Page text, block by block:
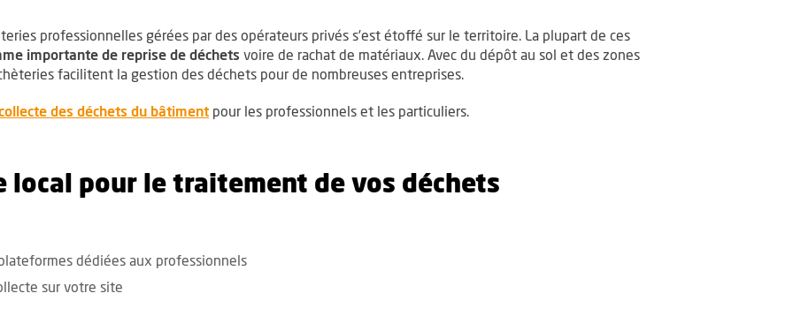
professionnelles gérées par des opérateurs privés s’est étoffé sur le territoire. La plupart de ces
importante de reprise de déchets voire de rachat de matériaux. Avec du dépôt au sol et des zones
facilitent la gestion des déchets pour de nombreuses entreprises.
des déchets du bâtiment, Ouvre une nouvelle fenêtre
pour les professionnels et les particuliers.
pour le traitement de vos déchets
prestataires pour la collecte de déchets professionnels
prestataires par type de collecte de déchets
dédiées aux professionnels
sur votre site